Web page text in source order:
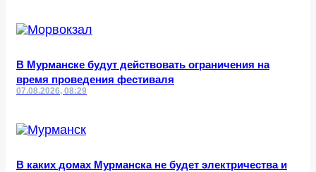
В Мурманске будут действовать ограничения на
время проведения фестиваля
07.08.2026, 08:29
В каких домах Мурманска не будет электричества и